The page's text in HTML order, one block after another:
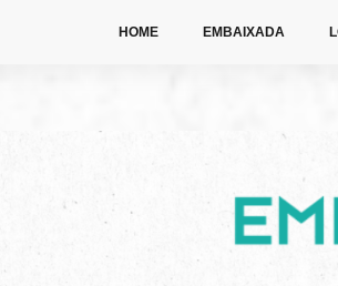
HOME EMBAIXADA